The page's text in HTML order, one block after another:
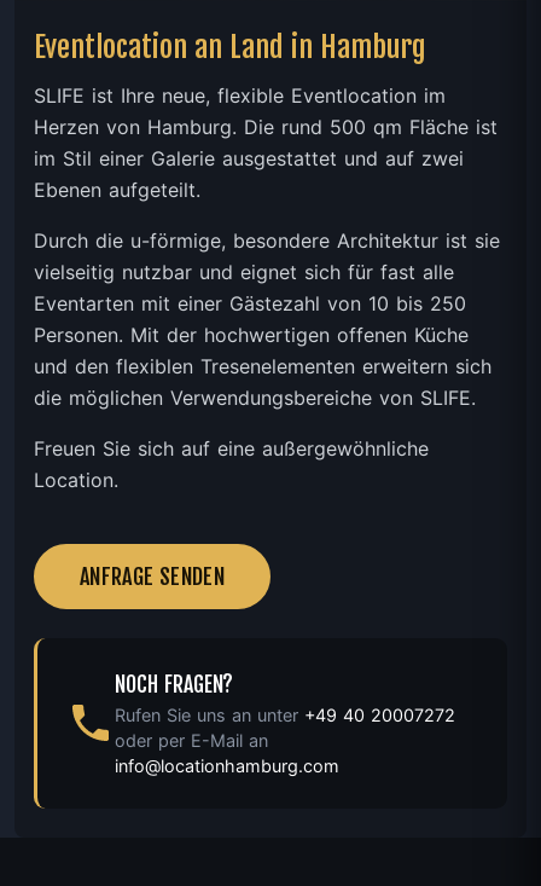
Eventlocation an Land in Hamburg
SLIFE ist Ihre neue, flexible Eventlocation im
Herzen von Hamburg. Die rund 500 qm Fläche ist
im Stil einer Galerie ausgestattet und auf zwei
Ebenen aufgeteilt.
Durch die u-förmige, besondere Architektur ist sie
vielseitig nutzbar und eignet sich für fast alle
Eventarten mit einer Gästezahl von 10 bis 250
Personen. Mit der hochwertigen offenen Küche
und den flexiblen Tresenelementen erweitern sich
die möglichen Verwendungsbereiche von SLIFE.
Freuen Sie sich auf eine außergewöhnliche
Location.
ANFRAGE SENDEN
NOCH FRAGEN?
Rufen Sie uns an unter +49 40 20007272
oder per E-Mail an
info@locationhamburg.com